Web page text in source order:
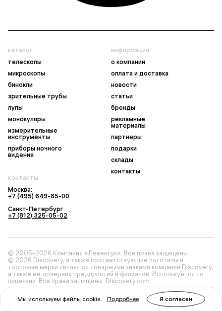
каталог
телескопы
микроскопы
бинокли
зрительные трубы
лупы
монокуляры
измерительные
инструменты
приборы ночного
видения
информация
о компании
оплата и доставка
новости
статьи
бренды
рекламные
материалы
партнеры
подарки
склады
контакты
контакты
Москва:
+7 (495) 649-85-00
Санкт-Петербург:
+7 (812) 325-05-02
© 2005–2026 Компания «Левенгук». Все права защищены.
© 2026 Discovery, а также соответствующие логотипы и
торговые марки являются товарными знаками компании Discovery,
а также ее дочерних предприятий и филиалов. Используется по
лицензии. Все права защищены. Discovery.com.
Политика конфиденциальности
Мы используем файлы cookie. Подробнее Я согласен